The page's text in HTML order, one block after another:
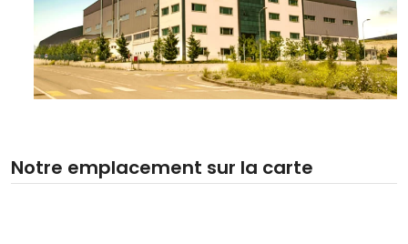
Notre emplacement sur la carte